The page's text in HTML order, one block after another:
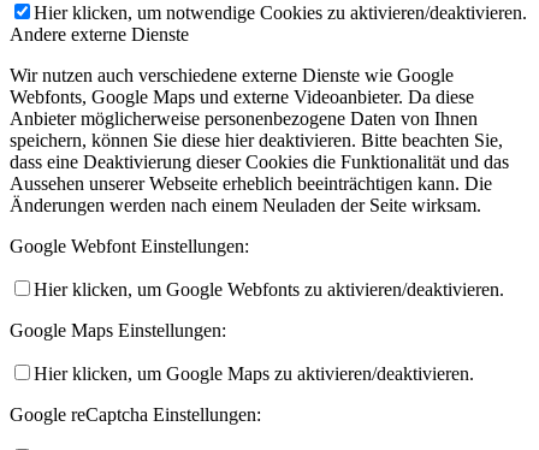
Hier klicken, um notwendige Cookies zu aktivieren/deaktivieren.
Andere externe Dienste
Wir nutzen auch verschiedene externe Dienste wie Google
Webfonts, Google Maps und externe Videoanbieter. Da diese
Anbieter möglicherweise personenbezogene Daten von Ihnen
speichern, können Sie diese hier deaktivieren. Bitte beachten Sie,
dass eine Deaktivierung dieser Cookies die Funktionalität und das
Aussehen unserer Webseite erheblich beeinträchtigen kann. Die
Änderungen werden nach einem Neuladen der Seite wirksam.
Google Webfont Einstellungen:
Hier klicken, um Google Webfonts zu aktivieren/deaktivieren.
Google Maps Einstellungen:
Hier klicken, um Google Maps zu aktivieren/deaktivieren.
Google reCaptcha Einstellungen: